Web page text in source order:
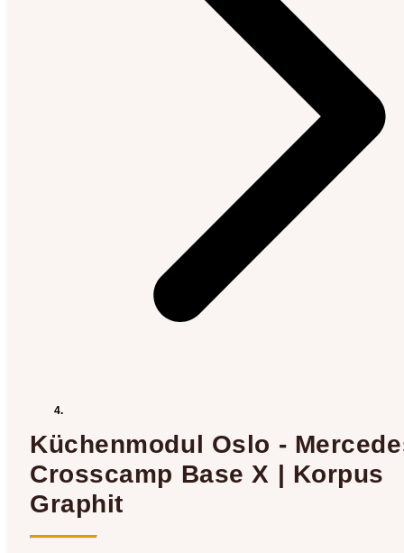
Küchenmodul Oslo -
Crosscamp Base X | Korpus
Graphit